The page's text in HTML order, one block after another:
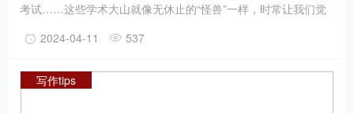
考试……这些学术大山就像无休止的“怪兽”一样，时常让我们觉
同潮水般汹涌而来时，你是否也曾感到自己的大脑仿佛被“冻
留学生活中其实是非常普遍的。毕竟，我们不仅要面对全新的学
2024-04-11 537
写作tips